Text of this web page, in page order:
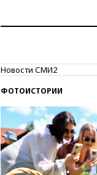
Новости СМИ2
ФОТОИСТОРИИ